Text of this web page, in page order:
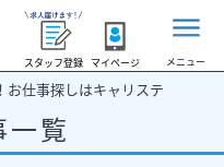
スタッフ登録 マイページ メニュー
お仕事探しはキャリステ
一覧